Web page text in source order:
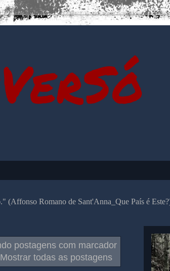
(Affonso Romano de Sant'Anna_Que País é
postagens com marcador
Mostrar todas as postagens